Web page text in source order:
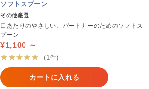
ソフトスプーン
その他厳選
口あたりのやさしい、パートナーのためのソフトス
プーン
¥1,100 ～
★★★★★
(1件)
カートに入れる